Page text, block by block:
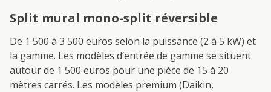
Split mural mono-split réversible
De 1 500 à 3 500 euros selon la puissance (2 à 5 kW) et
la gamme. Les modèles d’entrée de gamme se situent
autour de 1 500 euros pour une pièce de 15 à 20
mètres carrés. Les modèles premium (Daikin,